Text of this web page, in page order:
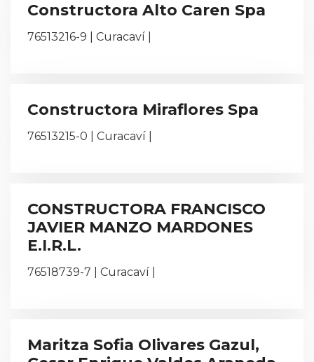
Constructora Alto Caren Spa
76513216-9 | Curacaví |
Constructora Miraflores Spa
76513215-0 | Curacaví |
CONSTRUCTORA FRANCISCO
JAVIER MANZO MARDONES
E.I.R.L.
76518739-7 | Curacaví |
Maritza Sofia Olivares Gazul,